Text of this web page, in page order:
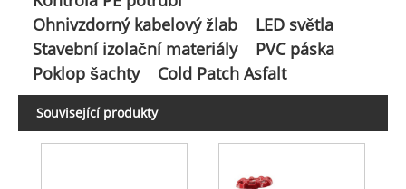
Ohnivzdorný kabelový žlab
LED světla
Stavební izolační materiály
PVC páska
Poklop šachty
Cold Patch Asfalt
Související produkty